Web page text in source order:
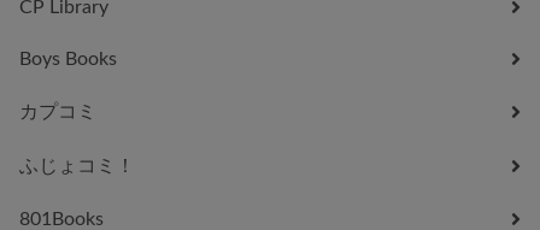
CP Library
Boys Books
カプコミ
ふじょコミ！
801Books